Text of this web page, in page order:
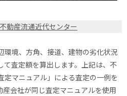
動産流通近代センター
環境、方角、接道、建物の劣化状況
て査定額を算出します。上記は、不
定マニュアル」による査定の一例を
会社が同じ査定マニュアルを使用